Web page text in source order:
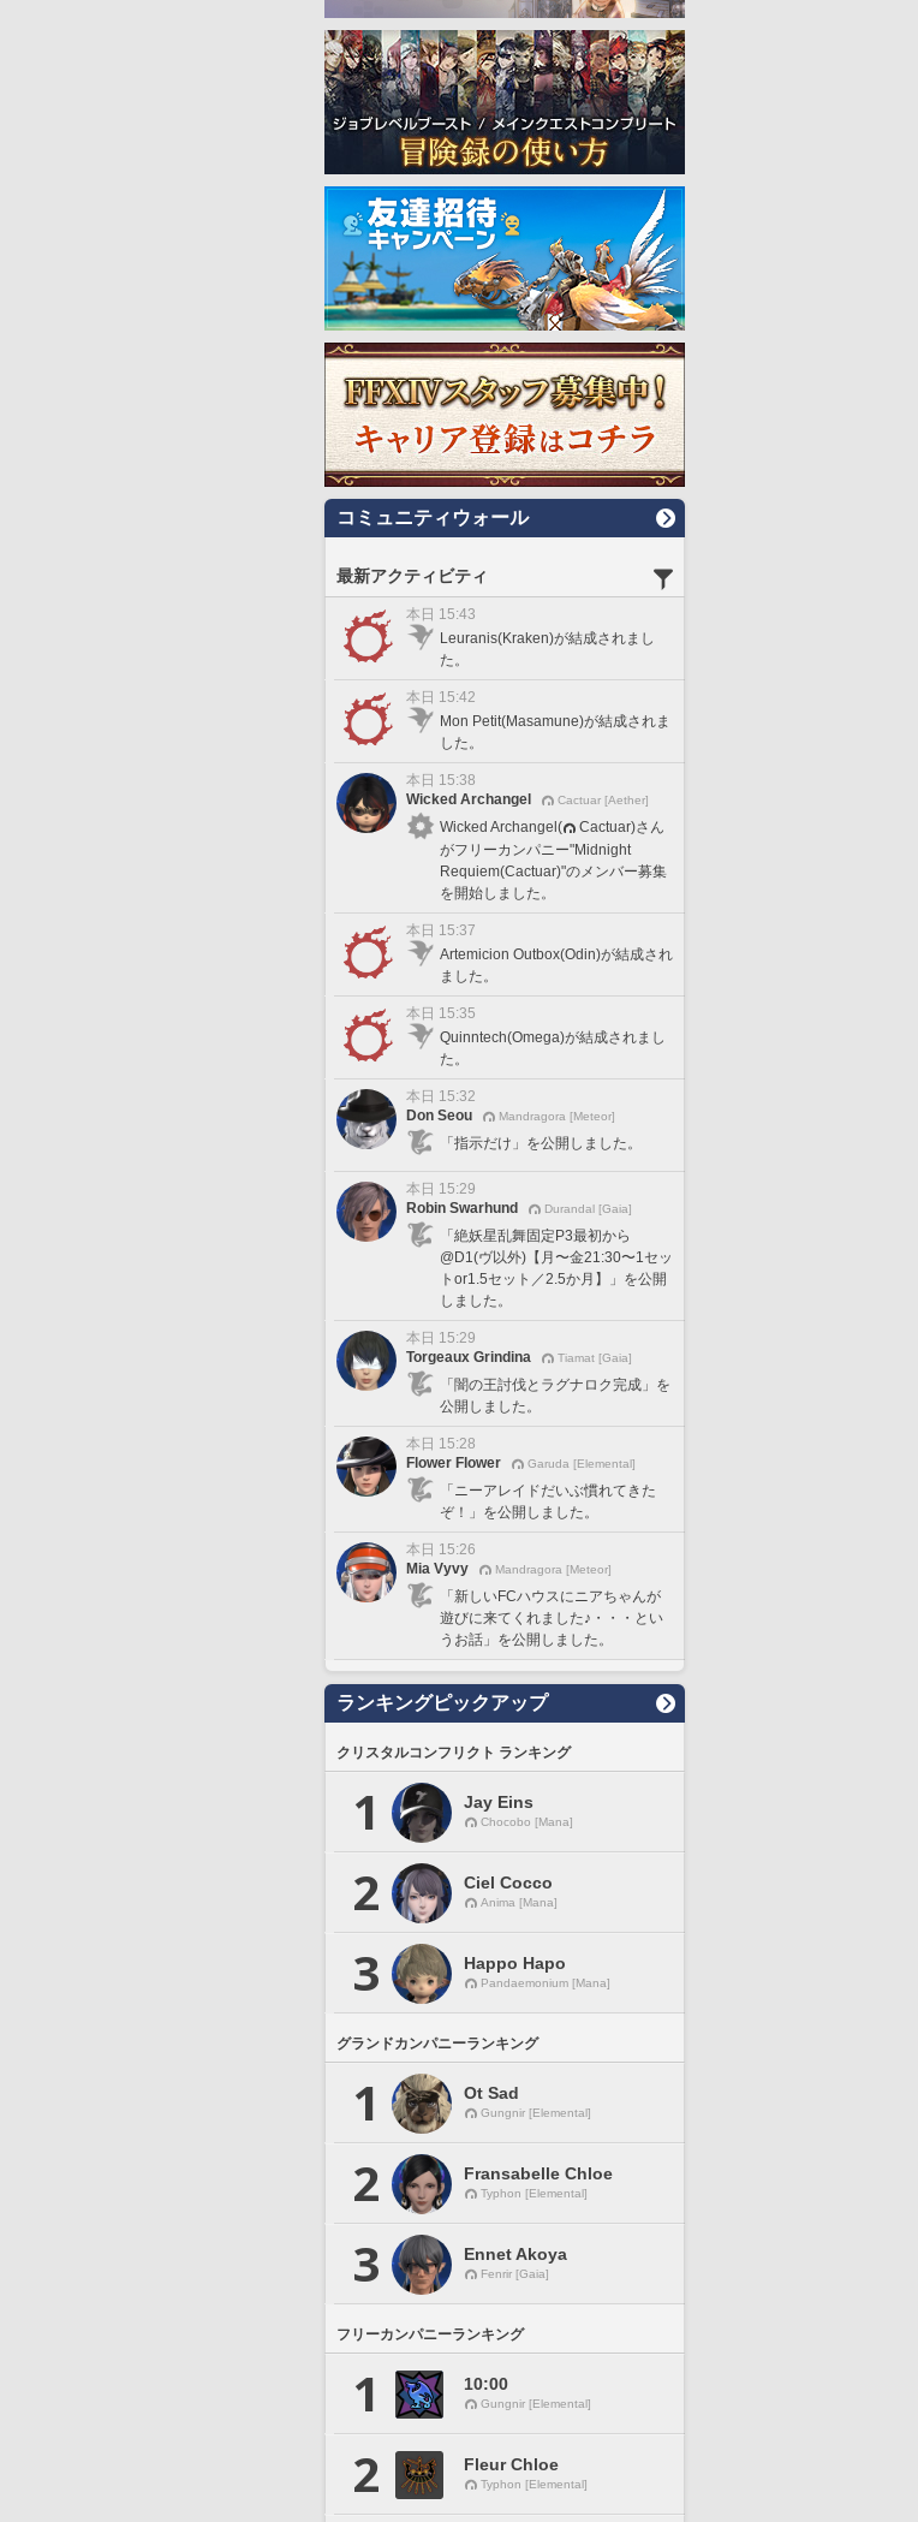
コミュニティウォール
最新アクティビティ
本日 15:43
Leuranis(Kraken)が結成されまし
た。
本日 15:42
Mon Petit(Masamune)が結成されま
した。
本日 15:38
Wicked Archangel
Cactuar [Aether]
Wicked Archangel(
Cactuar)さん
がフリーカンパニー"Midnight
Requiem(Cactuar)"のメンバー募集
を開始しました。
本日 15:37
Artemicion Outbox(Odin)が結成され
ました。
本日 15:35
Quinntech(Omega)が結成されまし
た。
本日 15:32
Don Seou
Mandragora [Meteor]
「指示だけ」を公開しました。
本日 15:29
Robin Swarhund
Durandal [Gaia]
「絶妖星乱舞固定P3最初から
@D1(ヴ以外)【月〜金21:30〜1セッ
トor1.5セット／2.5か月】」を公開
しました。
本日 15:29
Torgeaux Grindina
Tiamat [Gaia]
「闇の王討伐とラグナロク完成」を
公開しました。
本日 15:28
Flower Flower
Garuda [Elemental]
「ニーアレイドだいぶ慣れてきた
ぞ！」を公開しました。
本日 15:26
Mia Vyvy
Mandragora [Meteor]
「新しいFCハウスにニアちゃんが
遊びに来てくれました♪・・・とい
うお話」を公開しました。
ランキングピックアップ
クリスタルコンフリクト ランキング
1 Jay Eins
Chocobo [Mana]
2 Ciel Cocco
Anima [Mana]
3 Happo Hapo
Pandaemonium [Mana]
グランドカンパニーランキング
1 Ot Sad
Gungnir [Elemental]
2 Fransabelle Chloe
Typhon [Elemental]
3 Ennet Akoya
Fenrir [Gaia]
フリーカンパニーランキング
1 10:00
Gungnir [Elemental]
2 Fleur Chloe
Typhon [Elemental]